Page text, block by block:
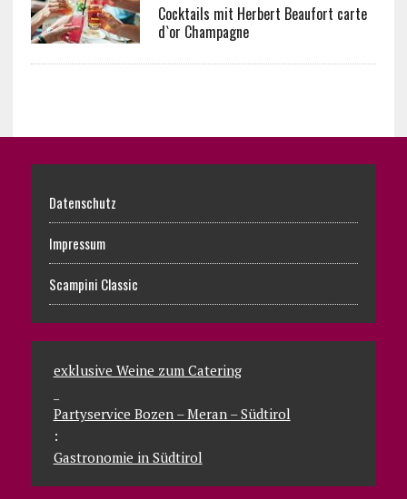
Cocktails mit Herbert Beaufort carte
d`or Champagne
Datenschutz
Impressum
Scampini Classic
exklusive Weine zum Catering
Partyservice Bozen – Meran – Südtirol
:
Gastronomie in Südtirol